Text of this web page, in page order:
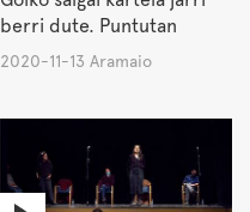
berri dute. Puntutan
2020-11-13 Aramaio